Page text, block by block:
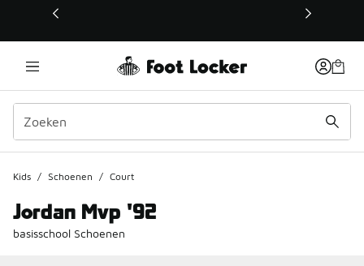
Deze link wordt geopend in een nieuw venster
Kids / Schoenen / Court
Jordan Mvp '92
basisschool Schoenen